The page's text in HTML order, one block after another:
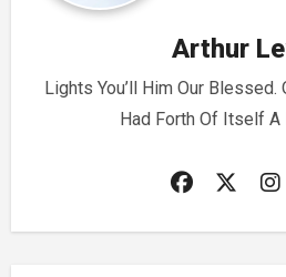
Arthur
Lights You’ll Him Our
Had Forth Of Itself A